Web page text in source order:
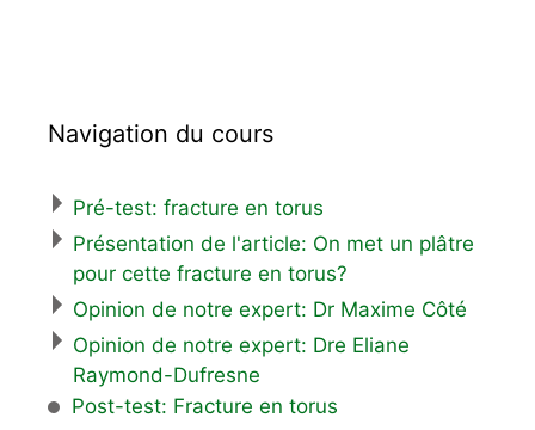
Navigation du cours
Pré-test: fracture en torus
Présentation de l'article: On met un plâtre
pour cette fracture en torus?
Opinion de notre expert: Dr Maxime Côté
Opinion de notre expert: Dre Eliane
Raymond-Dufresne
Post-test: Fracture en torus